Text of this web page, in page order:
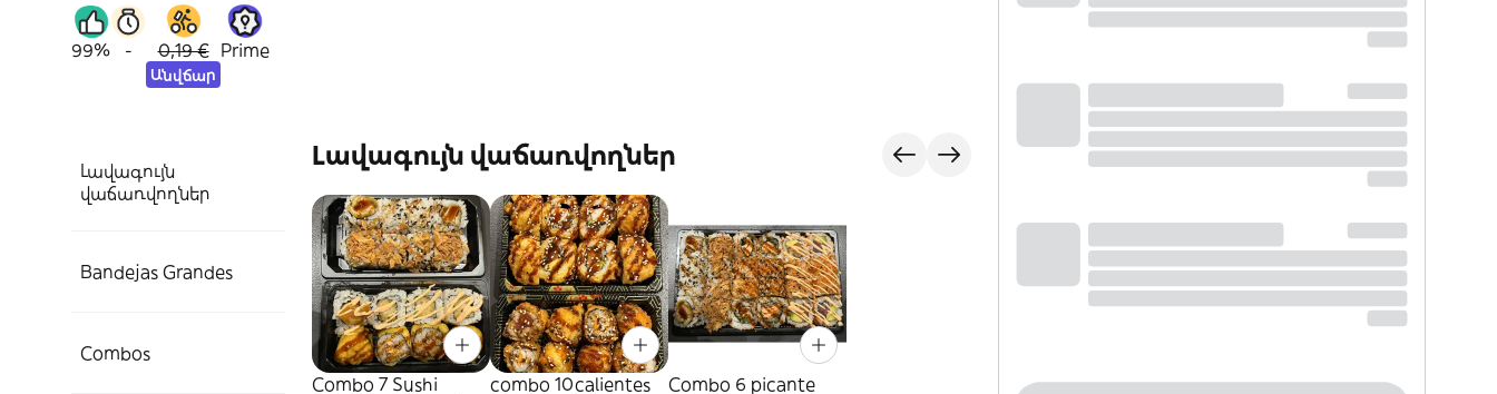
99% - 0,19 €
Անվճար
Prime
Լավագույն
վաճառվողներ
Bandejas Grandes
Combos
Լավագույն վաճառվողներ
Combo 7 Sushi
combo 10calientes
Combo 6 picante